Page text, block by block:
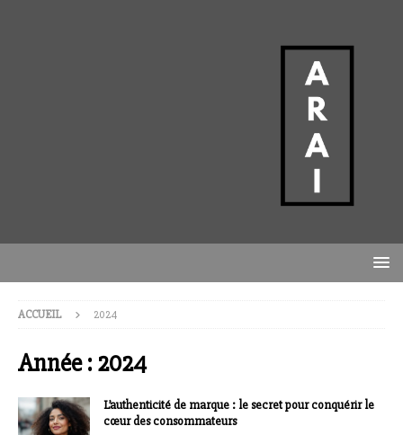
ACCUEIL 2024
Année :2024
L’authenticité de marque : le secret pour conquérir le
cœur des consommateurs